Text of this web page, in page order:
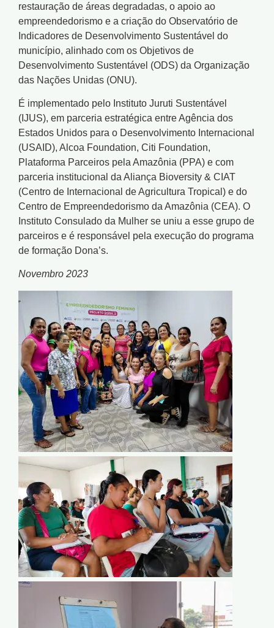
restauração de áreas degradadas, o apoio ao
empreendedorismo e a criação do Observatório de
Indicadores de Desenvolvimento Sustentável do
município, alinhado com os Objetivos de
Desenvolvimento Sustentável (ODS) da Organização
das Nações Unidas (ONU).
É implementado pelo Instituto Juruti Sustentável
(IJUS), em parceria estratégica entre Agência dos
Estados Unidos para o Desenvolvimento Internacional
(USAID), Alcoa Foundation, Citi Foundation,
Plataforma Parceiros pela Amazônia (PPA) e com
parceria institucional da Aliança Bioversity & CIAT
(Centro de Internacional de Agricultura Tropical) e do
Centro de Empreendedorismo da Amazônia (CEA). O
Instituto Consulado da Mulher se uniu a esse grupo de
parceiros e é responsável pela execução do programa
de formação Dona’s.
Novembro 2023